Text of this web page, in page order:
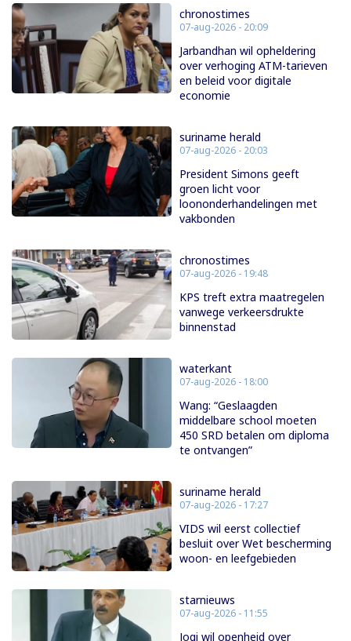
chronostimes
07-aug-2026 - 20:09
Jarbandhan wil opheldering
over verhoging ATM-tarieven
en beleid voor digitale
economie
suriname herald
07-aug-2026 - 20:03
President Simons geeft
groen licht voor
loononderhandelingen met
vakbonden
chronostimes
07-aug-2026 - 19:48
KPS treft extra maatregelen
vanwege verkeersdrukte
binnenstad
waterkant
07-aug-2026 - 18:00
Wang: “Geslaagden
middelbare school moeten
450 SRD betalen om diploma
te ontvangen”
suriname herald
07-aug-2026 - 17:27
VIDS wil eerst collectief
besluit over Wet bescherming
woon- en leefgebieden
starnieuws
07-aug-2026 - 11:55
Jogi wil openheid over